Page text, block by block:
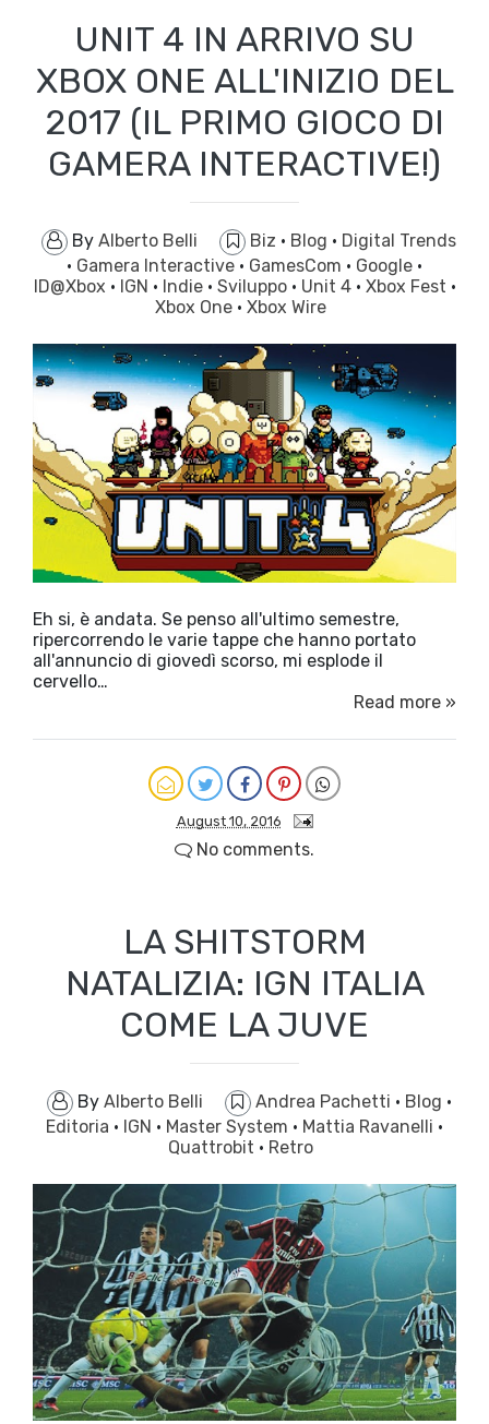
UNIT 4 IN ARRIVO SU
XBOX ONE ALL'INIZIO DEL
2017 (IL PRIMO GIOCO DI
GAMERA INTERACTIVE!)
By Alberto Belli Biz · Blog · Digital Trends
· Gamera Interactive · GamesCom · Google ·
ID@Xbox · IGN · Indie · Sviluppo · Unit 4 · Xbox Fest ·
Xbox One · Xbox Wire
Eh si, è andata. Se penso all'ultimo semestre,
ripercorrendo le varie tappe che hanno portato
all'annuncio di giovedì scorso, mi esplode il
cervello…
Read more »
August 10, 2016
No comments.
LA SHITSTORM
NATALIZIA: IGN ITALIA
COME LA JUVE
By Alberto Belli Andrea Pachetti · Blog ·
Editoria · IGN · Master System · Mattia Ravanelli ·
Quattrobit · Retro